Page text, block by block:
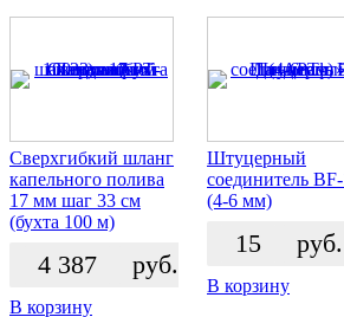
Сверхгибкий шланг
капельного полива
17 мм шаг 33 см
(бухта 100 м)
4 387 руб.
В корзину
Штуцерный
соединитель BF-
(4-6 мм)
15 руб.
В корзину